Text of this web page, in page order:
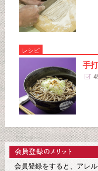
レシピ
手
会員登録をすると、アレ